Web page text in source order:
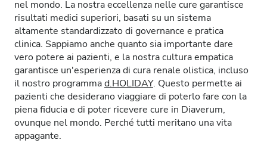
nel mondo. La nostra eccellenza nelle cure garantisce
risultati medici superiori, basati su un sistema
altamente standardizzato di governance e pratica
clinica. Sappiamo anche quanto sia importante dare
vero potere ai pazienti, e la nostra cultura empatica
garantisce un'esperienza di cura renale olistica, incluso
il nostro programmad.HOLIDAY. Questo permette ai
pazienti che desiderano viaggiare di poterlo fare con la
piena fiducia e di poter ricevere cure in Diaverum,
ovunque nel mondo. Perché tutti meritano una vita
appagante.